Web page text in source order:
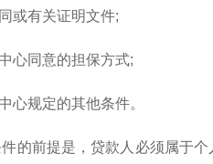
或有关证明文件;
心同意的担保方式;
心规定的其他条件。
的前提是，贷款人必须属于